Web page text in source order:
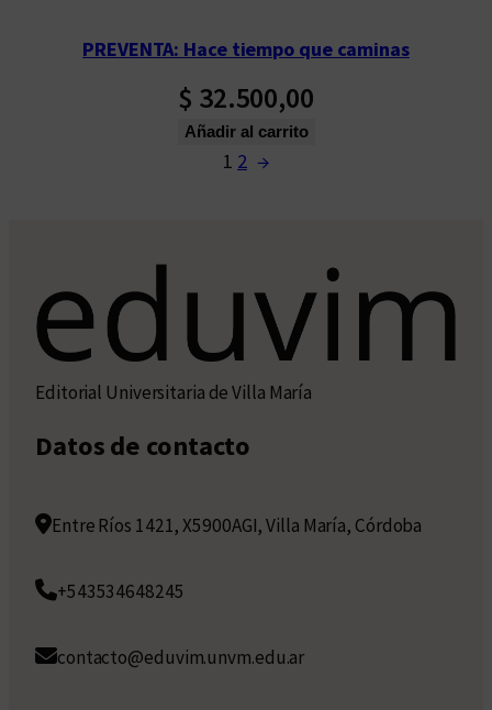
PREVENTA: Hace tiempo que caminas
$ 32.500,00
Añadir al carrito
1 2 →
Editorial Universitaria de Villa María
Datos de contacto
Entre Ríos 1421, X5900AGI, Villa María, Córdoba
+543534648245
contacto@eduvim.unvm.edu.ar